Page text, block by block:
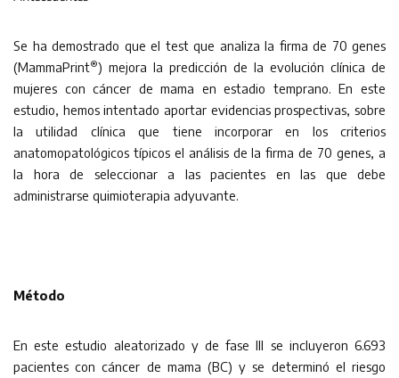
Se ha demostrado que el test que analiza la firma de 70 genes
(MammaPrint®) mejora la predicción de la evolución clínica de
mujeres con cáncer de mama en estadio temprano. En este
estudio, hemos intentado aportar evidencias prospectivas, sobre
la utilidad clínica que tiene incorporar en los criterios
anatomopatológicos típicos el análisis de la firma de 70 genes, a
la hora de seleccionar a las pacientes en las que debe
administrarse quimioterapia adyuvante.
Método
En este estudio aleatorizado y de fase III se incluyeron 6.693
pacientes con cáncer de mama (BC) y se determinó el riesgo